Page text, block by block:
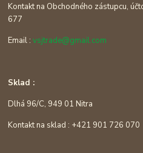
Kontakt na Obchodného zástupcu,
677
Email :vsjtrade@gmail.com
Sklad :
Dlhá 96/C, 949 01 Nitra
Kontakt na sklad : +421 901 726 070